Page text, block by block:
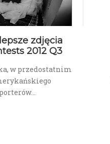
zdjęcia
2012 Q3
w przedostatnim